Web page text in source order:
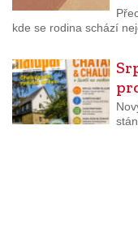
kde se rodina schází